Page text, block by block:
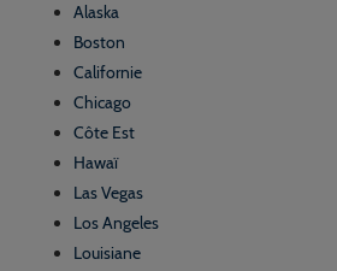
Alaska
Boston
Californie
Chicago
Côte Est
Hawaï
Las Vegas
Los Angeles
Louisiane